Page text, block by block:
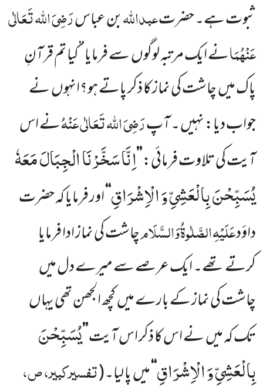
ثبوت ہے۔ حضرتعبداللہبن عباسرَضِیَ اللہ تَعَالٰی
عَنْہُمَانے ایک مرتبہ لوگوںسے فرمایا’’کیا تم قرآنِ
پاک میںچاشت کی نماز کا ذکر پاتےہو؟انہوںنے
جواب دیا: نہیں ۔ آپرَضِیَ اللہ تَعَالٰی عَنْہُنے اس
آیت کی تلاوت فرمائی:’’اِنَّا سَخَّرْنَا الْجِبَالَ مَعَهٗ
یُسَبِّحْنَ بِالْعَشِیِّ وَ الْاِشْرَاقِ‘‘اور فرمایا کہ حضرت
داؤدعَلَیْہِالصَّلٰوۃُوَالسَّلَامچاشت کی نماز ادا فرمایا
کرتے تھے۔ ایک عرصے سے میرے دل میں
چاشت کی نماز کے بارے میںکچھ الجھن تھی یہاں
تک کہ میںنے اس کا ذکر اس آیت’’یُسَبِّحْنَ
بِالْعَشِیِّ وَ الْاِشْرَاقِ‘‘میںپا لیا۔(تفسیرکبیر، ص،